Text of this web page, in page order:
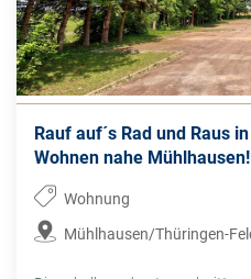
Rauf auf´s Rad und Raus
Wohnen nahe Mühlhausen!
Wohnung
Mühlhausen/Thüringen-